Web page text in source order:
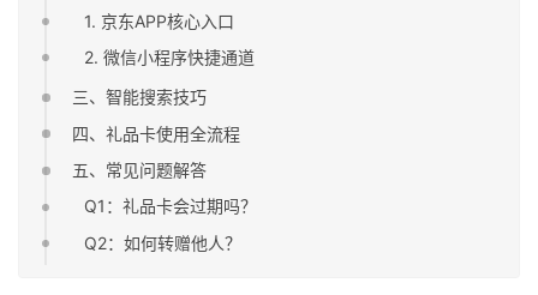
1. 京东APP核心入口
2. 微信小程序快捷通道
三、智能搜索技巧
四、礼品卡使用全流程
五、常见问题解答
Q1：礼品卡会过期吗？
Q2：如何转赠他人？